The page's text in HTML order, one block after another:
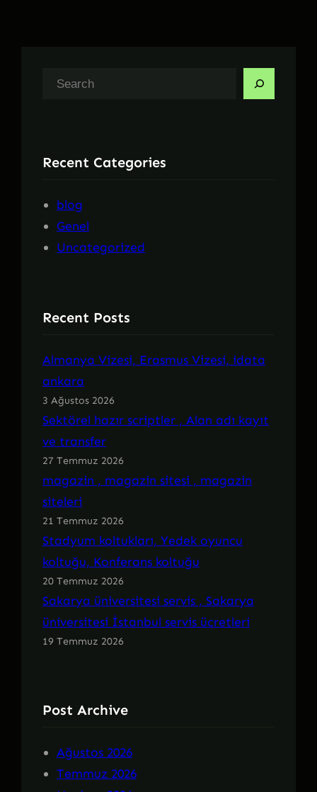
Recent Categories
blog
Genel
Uncategorized
Recent Posts
Almanya Vizesi, Erasmus Vizesi, idata
ankara
3 Ağustos 2026
Sektörel hazır scriptler , Alan adı kayıt
ve transfer
27 Temmuz 2026
magazin , magazin sitesi , magazin
siteleri
21 Temmuz 2026
Stadyum koltukları, Yedek oyuncu
koltuğu, Konferans koltuğu
20 Temmuz 2026
Sakarya üniversitesi servis , Sakarya
üniversitesi İstanbul servis ücretleri
19 Temmuz 2026
Post Archive
Ağustos 2026
Temmuz 2026